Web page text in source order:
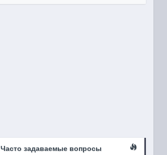
Часто задаваемые вопросы